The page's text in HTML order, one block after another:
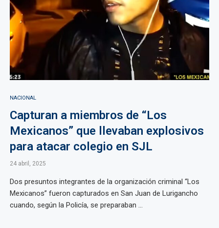
NACIONAL
Capturan a miembros de “Los
Mexicanos” que llevaban explosivos
para atacar colegio en SJL
24 abril, 2025
Dos presuntos integrantes de la organización criminal “Los
Mexicanos” fueron capturados en San Juan de Lurigancho
cuando, según la Policía, se preparaban ...